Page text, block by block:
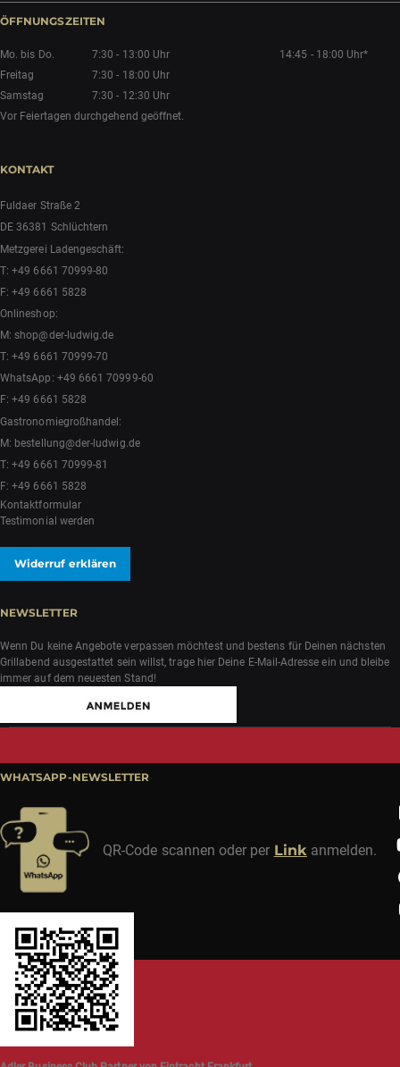
ÖFFNUNGSZEITEN
Mo. bis Do. 7:30 - 13:00 Uhr
14:45 - 18:00 Uhr*
Freitag
7:30 - 18:00 Uhr
Samstag
7:30 - 12:30 Uhr
Vor Feiertagen durchgehend geöffnet.
KONTAKT
Fuldaer Straße 2
DE 36381 Schlüchtern
Metzgerei Ladengeschäft:
T:+49 6661 70999-80
F: +49 6661 5828
Onlineshop:
M:shop@der-ludwig.de
T:+49 6661 70999-70
WhatsApp: +49 6661 70999-60
F: +49 6661 5828
Gastronomiegroßhandel:
M: bestellung@der-ludwig.de
T:+49 6661 70999-81
F: +49 6661 5828
Kontaktformular
Testimonial werden
Widerruf erklären
NEWSLETTER
Wenn Du keine Angebote verpassen möchtest und bestens für Deinen nächsten
Grillabend ausgestattet sein willst, trage hier Deine E-Mail-Adresse ein und bleibe
immer auf dem neuesten Stand!
WHATSAPP-NEWSLETTER
QR-Code scannen oder per Linkanmelden.